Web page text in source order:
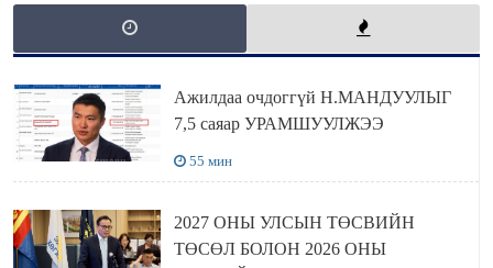
Ажилдаа очдоггүй Н.МАНДУУЛЫГ
7,5 саяар УРАМШУУЛЖЭЭ
55 мин
2027 ОНЫ УЛСЫН ТӨСВИЙН
ТӨСӨЛ БОЛОН 2026 ОНЫ